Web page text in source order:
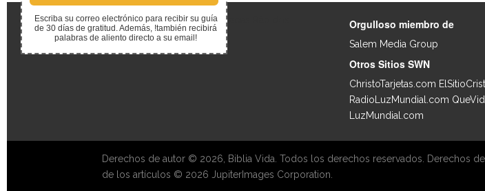
Enlaces Rápidos Orgulloso miembro de
Salem Media Group
Otros Sitios SWN
ChristoTarjetas.com
RadioLuzMundial.com
LuzMundial.com
Derechos de autor © 2026, Biblia Vida. Todos los derechos reservados. Derechos
de los artículos © 2026 JupiterImages Corporation.